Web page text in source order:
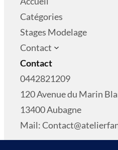
Catégories
Stages Modelage
Contact
Contact
0442821209
120 Avenue du Marin
13400 Aubagne
Mail: